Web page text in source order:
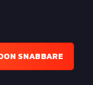
SNABBARE